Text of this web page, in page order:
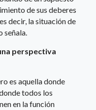
de sus deberes
decir, la situación de
señala.
perspectiva
es aquella donde
todos los
en la función